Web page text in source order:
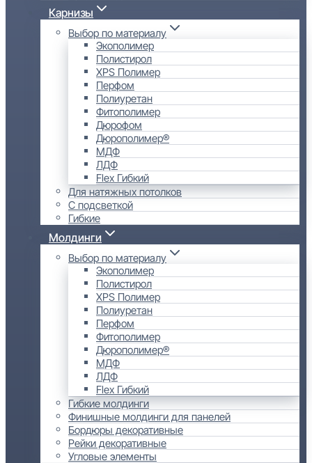
Карнизы
Выбор по материалу
Экополимер
Полистирол
XPS Полимер
Перфом
Полиуретан
Фитополимер
Дюрофом
Дюрополимер®
МДФ
ЛДФ
Flex Гибкий
Для натяжных потолков
С подсветкой
Гибкие
Молдинги
Выбор по материалу
Экополимер
Полистирол
XPS Полимер
Полиуретан
Перфом
Фитополимер
Дюрополимер®
МДФ
ЛДФ
Flex Гибкий
Гибкие молдинги
Финишные молдинги для панелей
Бордюры декоративные
Рейки декоративные
Угловые элементы